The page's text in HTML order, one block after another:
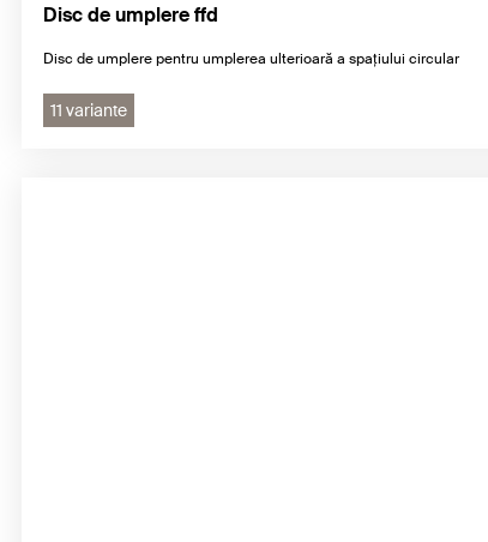
Disc de umplere ffd
Disc de umplere pentru umplerea ulterioară a spațiului circular
11 variante